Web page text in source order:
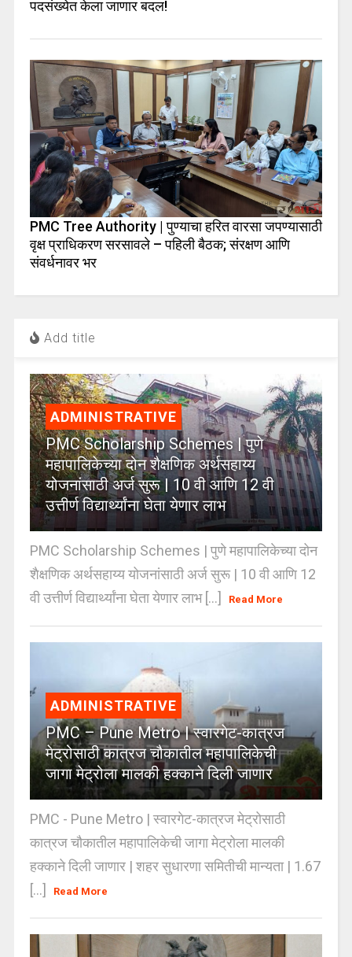
पदसंख्येत केला जाणार बदल!
PMC Tree Authority | पुण्याचा हरित वारसा जपण्यासाठी
वृक्ष प्राधिकरण सरसावले – पहिली बैठक; संरक्षण आणि
संवर्धनावर भर
Add title
ADMINISTRATIVE
PMC Scholarship Schemes | पुणे
महापालिकेच्या दोन शैक्षणिक अर्थसहाय्य
योजनांसाठी अर्ज सुरू | 10 वी आणि 12 वी
उत्तीर्ण विद्यार्थ्यांना घेता येणार लाभ
PMC Scholarship Schemes | पुणे महापालिकेच्या दोन
शैक्षणिक अर्थसहाय्य योजनांसाठी अर्ज सुरू | 10 वी आणि 12
वी उत्तीर्ण विद्यार्थ्यांना घेता येणार लाभ [...]
Read More
ADMINISTRATIVE
PMC – Pune Metro | स्वारगेट-कात्रज
मेट्रोसाठी कात्रज चौकातील महापालिकेची
जागा मेट्रोला मालकी हक्काने दिली जाणार
PMC - Pune Metro | स्वारगेट-कात्रज मेट्रोसाठी
कात्रज चौकातील महापालिकेची जागा मेट्रोला मालकी
हक्काने दिली जाणार | शहर सुधारणा समितीची मान्यता | 1.67
[...]
Read More